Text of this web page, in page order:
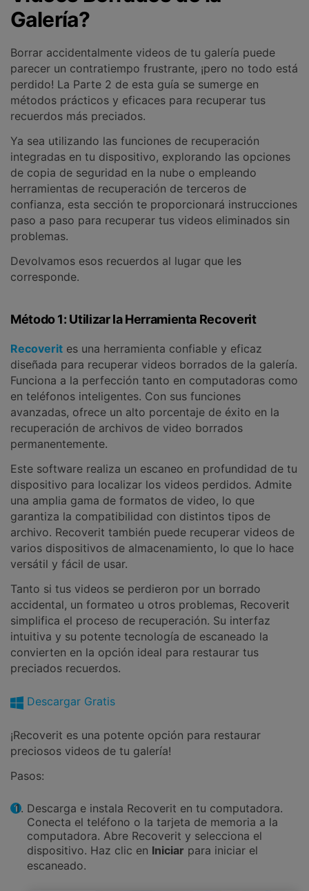
Galería?
Borrar accidentalmente videos de tu galería puede
parecer un contratiempo frustrante, ¡pero no todo está
perdido! La Parte 2 de esta guía se sumerge en
métodos prácticos y eficaces para recuperar tus
recuerdos más preciados.
Ya sea utilizando las funciones de recuperación
integradas en tu dispositivo, explorando las opciones
de copia de seguridad en la nube o empleando
herramientas de recuperación de terceros de
confianza, esta sección te proporcionará instrucciones
paso a paso para recuperar tus videos eliminados sin
problemas.
Devolvamos esos recuerdos al lugar que les
corresponde.
Método 1: Utilizar la Herramienta Recoverit
Recoverit es una herramienta confiable y eficaz
diseñada para recuperar videos borrados de la galería.
Funciona a la perfección tanto en computadoras como
en teléfonos inteligentes. Con sus funciones
avanzadas, ofrece un alto porcentaje de éxito en la
recuperación de archivos de video borrados
permanentemente.
Este software realiza un escaneo en profundidad de tu
dispositivo para localizar los videos perdidos. Admite
una amplia gama de formatos de video, lo que
garantiza la compatibilidad con distintos tipos de
archivo. Recoverit también puede recuperar videos de
varios dispositivos de almacenamiento, lo que lo hace
versátil y fácil de usar.
Tanto si tus videos se perdieron por un borrado
accidental, un formateo u otros problemas, Recoverit
simplifica el proceso de recuperación. Su interfaz
intuitiva y su potente tecnología de escaneado la
convierten en la opción ideal para restaurar tus
preciados recuerdos.
Descargar Gratis
¡Recoverit es una potente opción para restaurar
preciosos videos de tu galería!
Pasos:
Descarga e instala Recoverit en tu computadora.
Conecta el teléfono o la tarjeta de memoria a la
computadora. Abre Recoverit y selecciona el
dispositivo. Haz clic en Iniciar para iniciar el
escaneado.